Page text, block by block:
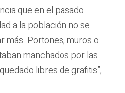
que en el pasado
a la población no se
más. Portones, muros o
manchados por las
libres de grafitis”,